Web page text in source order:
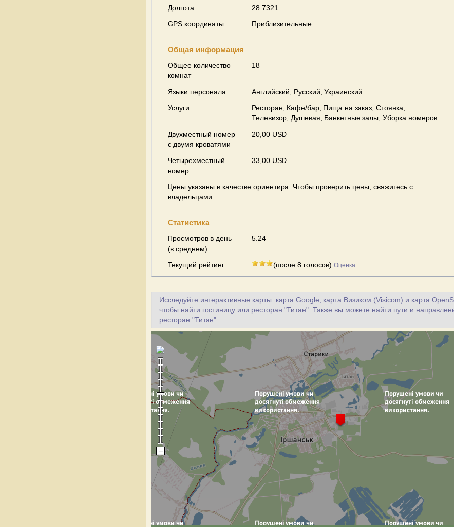
Долгота
28.7321
GPS координаты
Приблизительные
Общая информация
Общее количество
комнат
18
Языки персонала
Английский, Русский, Украинский
Услуги
Ресторан, Кафе/бар, Пища на заказ, Стоянка,
Телевизор, Душевая, Банкетные залы, Уборка номеров
Двухместный номер
с двумя кроватями
20,00 USD
Четырехместный
номер
33,00 USD
Цены указаны в качестве ориентира. Чтобы проверить цены, свяжитесь с
владельцами
Статистика
Просмотров в день
(в среднем):
5.24
Текущий рейтинг (после 8 голосов) Оценка
Исследуйте интерактивные карты: карта Google, карта Визиком (Visicom) и карта
чтобы найти гостиницу или ресторан "Титан". Также вы можете найти пути и
ресторан "Титан".